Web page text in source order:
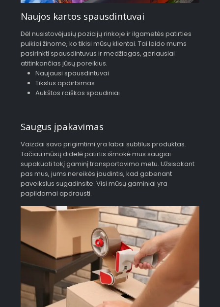
Naujos kartos spausdintuvai
Dėl nusistovėjusių pozicijų rinkoje ir ilgametės patirties
puikiai žinome, ko tikisi mūsų klientai. Tai leido mums
pasirinkti spausdintuvus ir medžiagas, geriausiai
atitinkančias jūsų poreikius.
Naujausi spausdintuvai
Tikslus apdirbimas
Aukštos raiškos spaudiniai
Saugus įpakavimas
Vaizdai savo prigimtimi yra labai subtilus produktas.
Tačiau mūsų didelė patirtis išmokė mus saugiai
supakuoti tokį gaminį transportavimo metu. Užsisakant
pas mus, jums nereikės jaudintis, kad gabenant
paveikslus sugadinsite. Visi mūsų gaminiai yra
papildomai apdrausti.